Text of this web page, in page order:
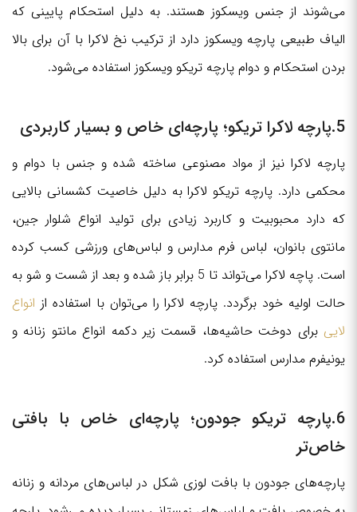
می‌شوند از جنس ویسکوز هستند. به دلیل استحکام پایینی که
الیاف طبیعی پارچه ویسکوز دارد از ترکیب نخ لاکرا با آن برای بالا
بردن استحکام و دوام پارچه تریکو ویسکوز استفاده می‌شود.
5.پارچه لاکرا تریکو؛ پارچه‌ای خاص و بسیار کاربردی
پارچه لاکرا نیز از مواد مصنوعی ساخته شده و جنس با دوام و
محکمی دارد. پارچه تریکو لاکرا به دلیل خاصیت کشسانی بالایی
که دارد محبوبیت و کاربرد زیادی برای تولید انواع شلوار جین،
مانتوی بانوان، لباس فرم مدارس و لباس‌های ورزشی کسب کرده
است. پاچه لاکرا می‌تواند تا 5 برابر باز شده و بعد از شست و شو به
حالت اولیه خود برگردد. پارچه لاکرا را می‎‌توان با استفاده از
انواع
لایی برای دوخت حاشیه‌ها، قسمت زیر دکمه انواع مانتو زنانه و
یونیفرم مدارس استفاده کرد.
6.پارچه تریکو جودون؛ پارچه‌ای خاص با بافتی
خاص‌تر
پارچه‌های جودون با بافت لوزی شکل در لباس‌های مردانه و زنانه